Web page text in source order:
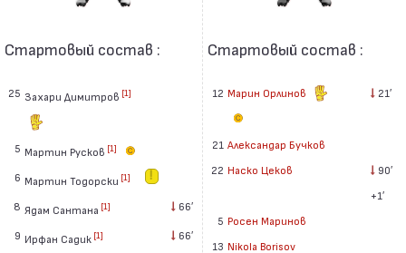
Стартовый состав :
25 Захари Димитров [1]
5 Мартин Русков [1]
6 Мартин Тодорски [1]
8 Ядам Сантана [1] 66′
9 Ирфан Садик [1] 66′
Стартовый состав :
12 Марин Орлинов 21′
21 Александар Бучков
22 Наско Цеков
90′
+1′
5 Росен Маринов
13 Nikola Borisov